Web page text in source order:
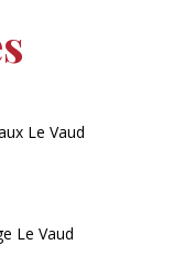
Le Vaud
Le Vaud